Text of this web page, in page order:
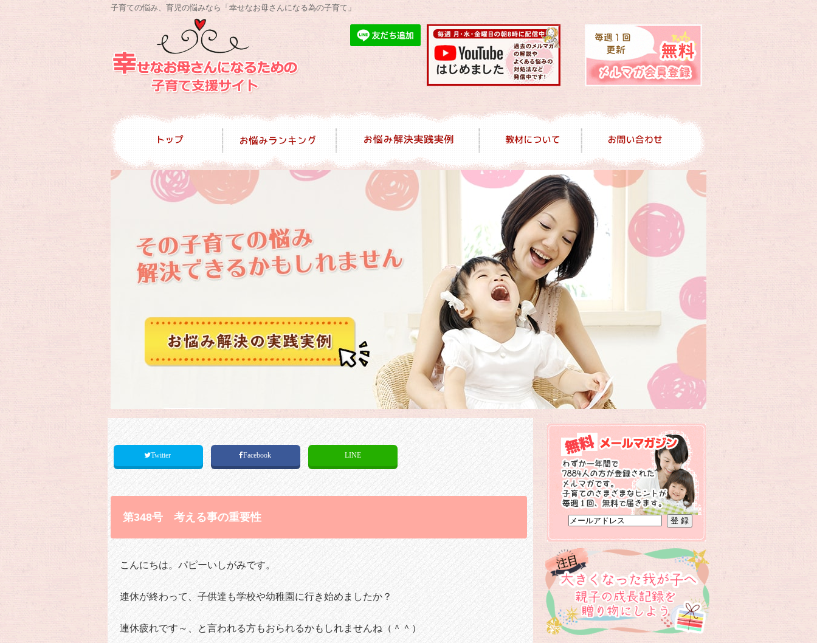
子育ての悩み、育児の悩みなら「幸せなお母さんになる為の子育て」
Twitter Facebook LINE
第348号 考える事の重要性
こんにちは。パピーいしがみです。
連休が終わって、子供達も学校や幼稚園に行き始めましたか？
連休疲れです～、と言われる方もおられるかもしれませんね（＾＾）